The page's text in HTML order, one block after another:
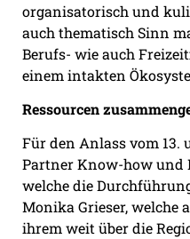
organisatorisch und
auch thematisch Sinn
Berufs- wie auch
einem intakten
Ressourcen
Für den Anlass vom 13.
Partner Know-how und
welche die
Monika Grieser, welche
ihrem weit über die